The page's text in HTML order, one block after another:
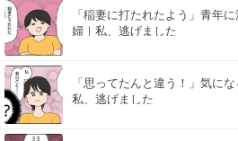
「稲妻に打たれたよう」青年
婦｜私、逃げました
「思ってたんと違う！」気に
私、逃げました